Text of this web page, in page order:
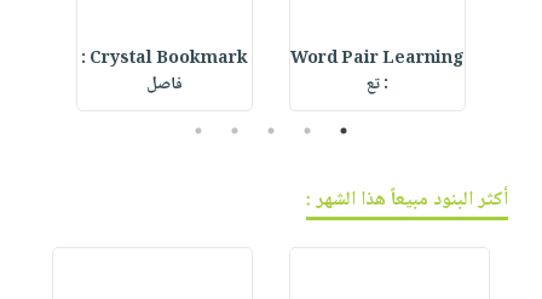
Word Pair Learning
: تع
Crystal Bookmark :
فاصل
1
2
3
4
5
أكثر البنود مبيعاً هذا الشهر :